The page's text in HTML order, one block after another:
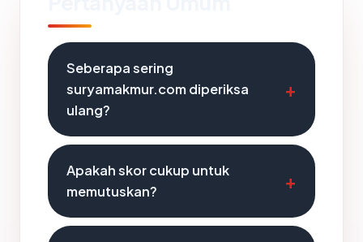
Seberapa sering
suryamakmur.com diperiksa
ulang?
Apakah skor cukup untuk
memutuskan?